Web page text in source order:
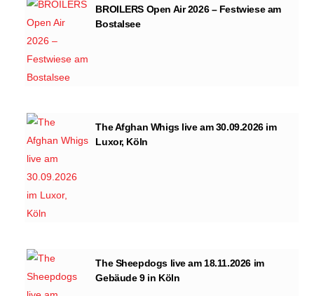
BROILERS Open Air 2026 – Festwiese am
Bostalsee
The Afghan Whigs live am 30.09.2026 im
Luxor, Köln
The Sheepdogs live am 18.11.2026 im
Gebäude 9 in Köln